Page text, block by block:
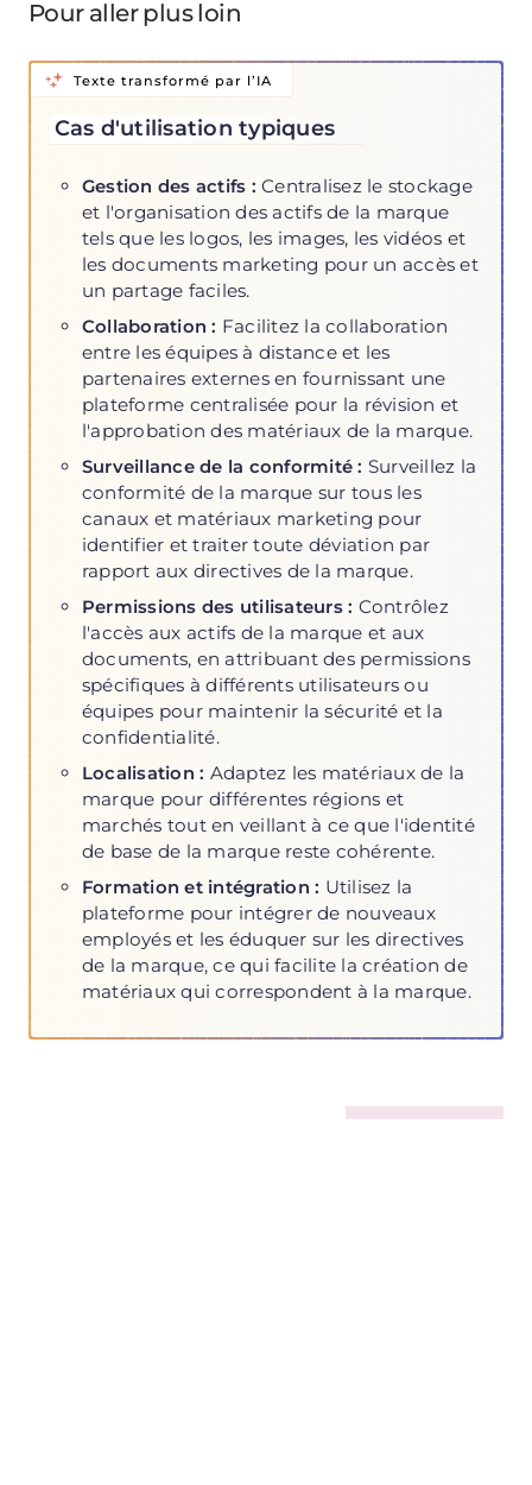
Pour aller plus loin
Texte transformé par l’IA
Cas d'utilisation typiques
Gestion des actifs : Centralisez le stockage
et l'organisation des actifs de la marque
tels que les logos, les images, les vidéos et
les documents marketing pour un accès et
un partage faciles.
Collaboration : Facilitez la collaboration
entre les équipes à distance et les
partenaires externes en fournissant une
plateforme centralisée pour la révision et
l'approbation des matériaux de la marque.
Surveillance de la conformité : Surveillez la
conformité de la marque sur tous les
canaux et matériaux marketing pour
identifier et traiter toute déviation par
rapport aux directives de la marque.
Permissions des utilisateurs : Contrôlez
l'accès aux actifs de la marque et aux
documents, en attribuant des permissions
spécifiques à différents utilisateurs ou
équipes pour maintenir la sécurité et la
confidentialité.
Localisation : Adaptez les matériaux de la
marque pour différentes régions et
marchés tout en veillant à ce que l'identité
de base de la marque reste cohérente.
Formation et intégration : Utilisez la
plateforme pour intégrer de nouveaux
employés et les éduquer sur les directives
de la marque, ce qui facilite la création de
matériaux qui correspondent à la marque.